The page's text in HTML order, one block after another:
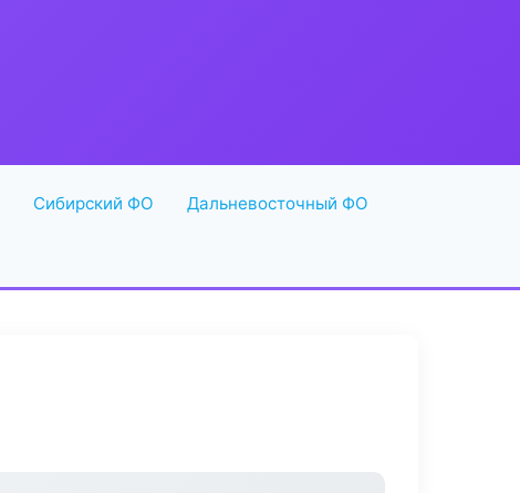
Сибирский ФО Дальневосточный ФО